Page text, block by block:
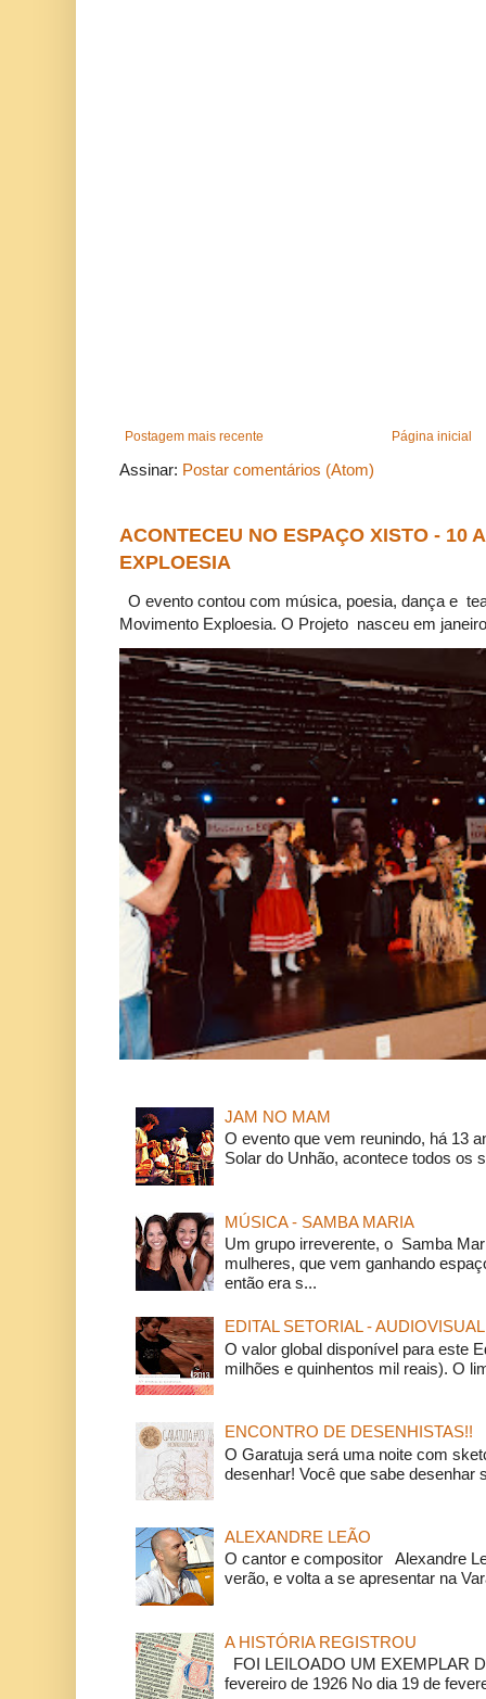
Postagem mais recente Página inicial
Assinar: Postar comentários (Atom)
ACONTECEU NO ESPAÇO XISTO - 10
EXPLOESIA
O evento contou com música, poesia, dança e
Movimento Exploesia. O Projeto nasceu em
JAM NO MAM
O evento que vem reunindo, há 13
Solar do Unhão, acontece todos os
MÚSICA - SAMBA MARIA
Um grupo irreverente, o Samba
mulheres, que vem ganhando
então era s...
EDITAL SETORIAL - AUDIOVISUAL
O valor global disponível para este
milhões e quinhentos mil reais). O
ENCONTRO DE DESENHISTAS!!
O Garatuja será uma noite com
desenhar! Você que sabe desenhar
ALEXANDRE LEÃO
O cantor e compositor Alexandre
verão, e volta a se apresentar na
A HISTÓRIA REGISTROU
FOI LEILOADO UM EXEMPLAR
fevereiro de 1926 No dia 19 de